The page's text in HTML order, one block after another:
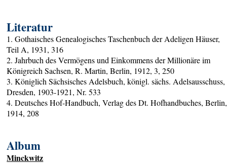
Literatur
1. Gothaisches Genealogisches Taschenbuch der Adeligen Häuser,
Teil A, 1931, 316
2. Jahrbuch des Vermögens und Einkommens der Millionäre im
Königreich Sachsen, R. Martin, Berlin, 1912, 3, 250
3. Königlich Sächsisches Adelsbuch, königl. sächs. Adelsausschuss,
Dresden, 1903-1921, Nr. 533
4. Deutsches Hof-Handbuch, Verlag des Dt. Hofhandbuches, Berlin,
1914, 208
Album
Minckwitz